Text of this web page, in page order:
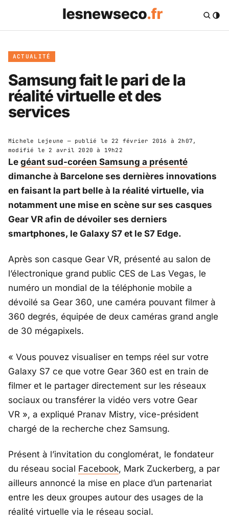
ACTUALITÉ
Samsung fait le pari de la
réalité virtuelle et des
services
Michele Lejeune — publié le 22 février 2016 à 2h07 ,
modifié le 2 avril 2020 à 19h22
Le géant sud-coréen Samsung a présenté
dimanche à Barcelone ses dernières innovations
en faisant la part belle à la réalité virtuelle, via
notamment une mise en scène sur ses casques
Gear VR afin de dévoiler ses derniers
smartphones, le Galaxy S7 et le S7 Edge.
Après son casque Gear VR, présenté au salon de
l’électronique grand public CES de Las Vegas, le
numéro un mondial de la téléphonie mobile a
dévoilé sa Gear 360, une caméra pouvant filmer à
360 degrés, équipée de deux caméras grand angle
de 30 mégapixels.
« Vous pouvez visualiser en temps réel sur votre
Galaxy S7 ce que votre Gear 360 est en train de
filmer et le partager directement sur les réseaux
sociaux ou transférer la vidéo vers votre Gear
VR », a expliqué Pranav Mistry, vice-président
chargé de la recherche chez Samsung.
Présent à l’invitation du conglomérat, le fondateur
du réseau social Facebook, Mark Zuckerberg, a par
ailleurs annoncé la mise en place d’un partenariat
entre les deux groupes autour des usages de la
réalité virtuelle via le réseau social.